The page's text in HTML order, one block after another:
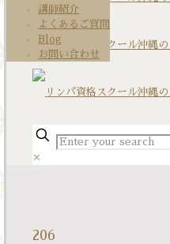
✕
206
講師紹介
よくあるご質問
Blog
お問い合わせ